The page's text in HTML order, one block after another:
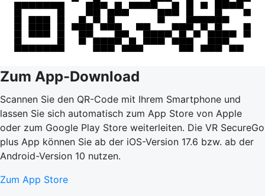
Zum App-Download
Scannen Sie den QR-Code mit Ihrem Smartphone und
lassen Sie sich automatisch zum App Store von Apple
oder zum Google Play Store weiterleiten. Die VR SecureGo
plus App können Sie ab der iOS-Version 17.6 bzw. ab der
Android-Version 10 nutzen.
Zum App Store